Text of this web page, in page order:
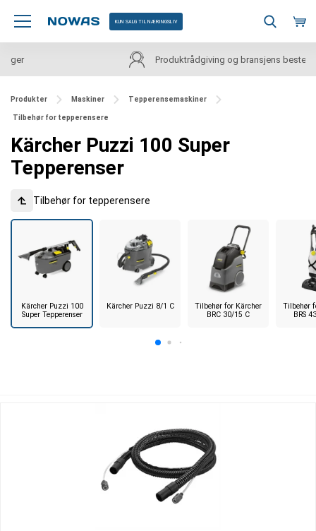
KUN SALG TIL NÆRINGSLIV
Produktrådgiving og bransjens beste priser
Produkter Maskiner Tepperensemaskiner
Tilbehør for tepperensere
Kärcher Puzzi 100 Super
Tepperenser
Tilbehør for tepperensere
Kärcher Puzzi 100
Super Tepperenser
Kärcher Puzzi 8/1 C
Tilbehør for Kärcher
BRC 30/15 C
Tilbehør
BRS